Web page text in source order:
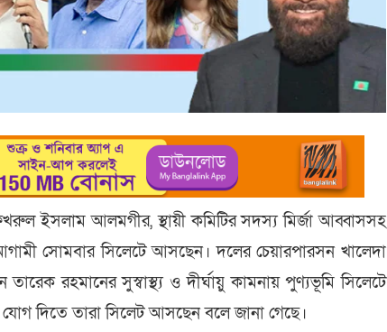
ইসলাম আলমগীর, স্থায়ী কমিটির সদস্য মির্জা আব্বাসসহ
আগামী সোমবার সিলেটে আসছেন। দলের চেয়ারপারসন খালেদা
তারেক রহমানের সুস্বাস্থ্য ও দীর্ঘায়ু কামনায় পুণ্যভূমি সিলেটে
দিতে তারা সিলেট আসছেন বলে জানা গেছে।